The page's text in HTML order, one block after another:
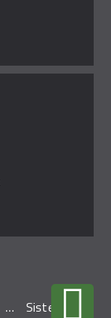
… Siste »